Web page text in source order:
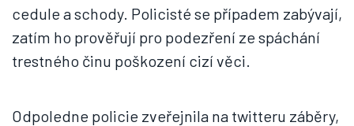
cedule a schody. Policisté se případem zabývají,
zatím ho prověřují pro podezření ze spáchání
trestného činu poškození cizí věci.
Odpoledne policie zveřejnila na twitteru záběry,